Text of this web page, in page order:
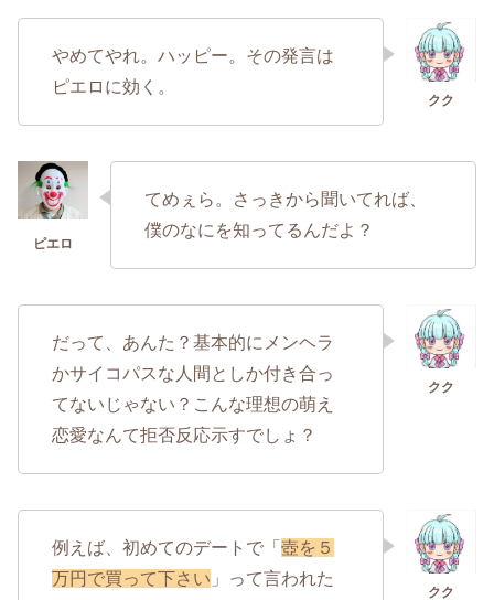
やめてやれ。ハッピー。その発言は
ピエロに効く。
てめぇら。さっきから聞いてれば、
僕のなにを知ってるんだよ？
だって、あんた？基本的にメンヘラ
かサイコパスな人間としか付き合っ
てないじゃない？こんな理想の萌え
恋愛なんて拒否反応示すでしょ？
例えば、初めてのデートで「 壺を５
万円で買って下さい 」って言われた